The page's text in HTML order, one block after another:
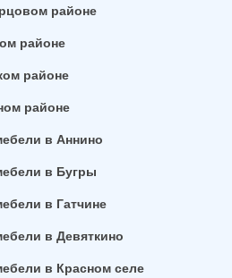
районе
районе
районе
районе
в Аннино
в Бугры
в Гатчине
в Девяткино
в Красном селе